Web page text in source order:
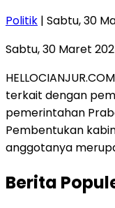
Politik | Sabtu, 30
Sabtu, 30 Maret
terkait dengan
pemerintahan
Pembentukan
anggotanya
Berita